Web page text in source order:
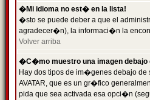
�Mi idioma no est� en la lista!
�sto se puede deber a que el
agradecer�n), la informaci�n la
Volver arriba
�C�mo muestro una imagen debajo
Hay dos tipos de im�genes debajo de
AVATAR, que es un gr�fico
pida que sea activada esa opci�n